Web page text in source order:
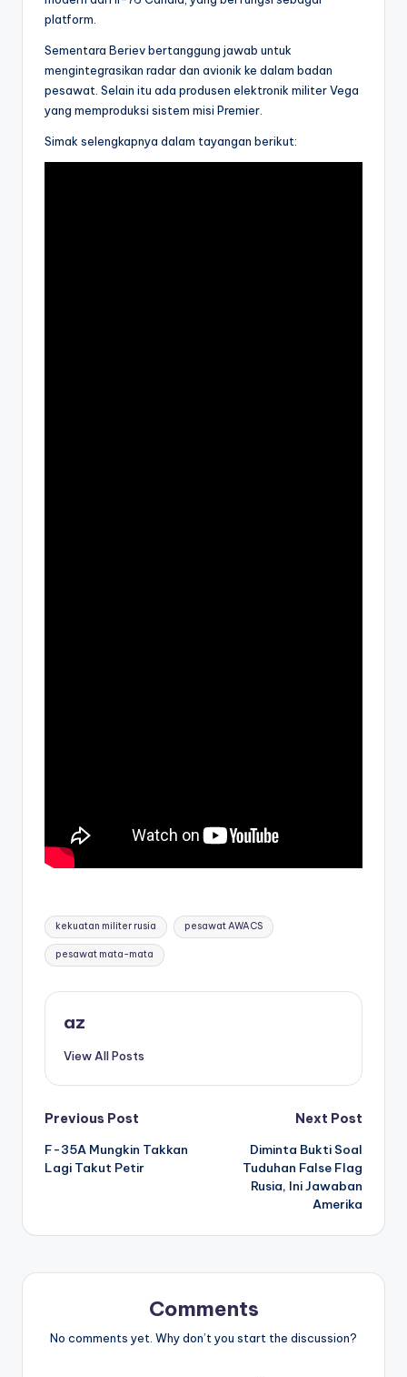
platform.
Sementara Beriev bertanggung jawab untuk
mengintegrasikan radar dan avionik ke dalam badan
pesawat. Selain itu ada produsen elektronik militer Vega
yang memproduksi sistem misi Premier.
Simak selengkapnya dalam tayangan berikut:
Tags:
kekuatan militer rusia pesawat AWACS
pesawat mata-mata
az
View All Posts
Post
navigation
Previous Post
F-35A Mungkin Takkan
Lagi Takut Petir
Next Post
Diminta Bukti Soal
Tuduhan False Flag
Rusia, Ini Jawaban
Amerika
Comments
No comments yet. Why don’t you start the discussion?